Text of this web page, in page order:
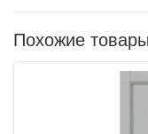
Похожие товары